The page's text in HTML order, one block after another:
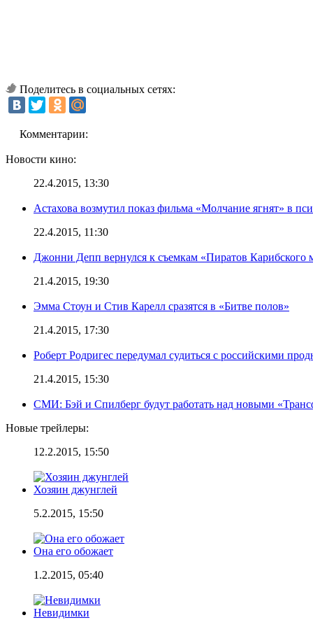
Поделитесь в социальных сетях:
Комментарии:
Новости кино:
22.4.2015, 13:30
Астахова возмутил показ фильма «Молчание ягнят» в
22.4.2015, 11:30
Джонни Депп вернулся к съемкам «Пиратов Карибского
21.4.2015, 19:30
Эмма Стоун и Стив Карелл сразятся в «Битве полов»
21.4.2015, 17:30
Роберт Родригес передумал судиться с российскими
21.4.2015, 15:30
СМИ: Бэй и Спилберг будут работать над новыми
Новые трейлеры:
12.2.2015, 15:50
Хозяин джунглей
5.2.2015, 15:50
Она его обожает
1.2.2015, 05:40
Невидимки